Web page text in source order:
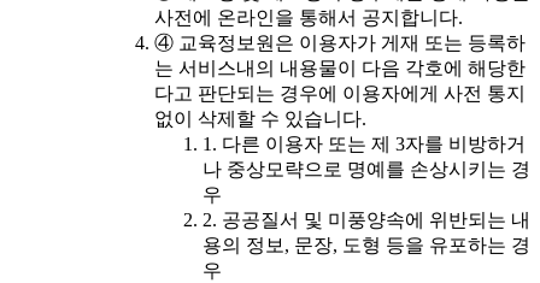
사전에 온라인을 통해서 공지합니다.
④ 교육정보원은 이용자가 게재 또는 등록하
는 서비스내의 내용물이 다음 각호에 해당한
다고 판단되는 경우에 이용자에게 사전 통지
없이 삭제할 수 있습니다.
1. 다른 이용자 또는 제 3자를 비방하거
나 중상모략으로 명예를 손상시키는 경
우
2. 공공질서 및 미풍양속에 위반되는 내
용의 정보, 문장, 도형 등을 유포하는 경
우